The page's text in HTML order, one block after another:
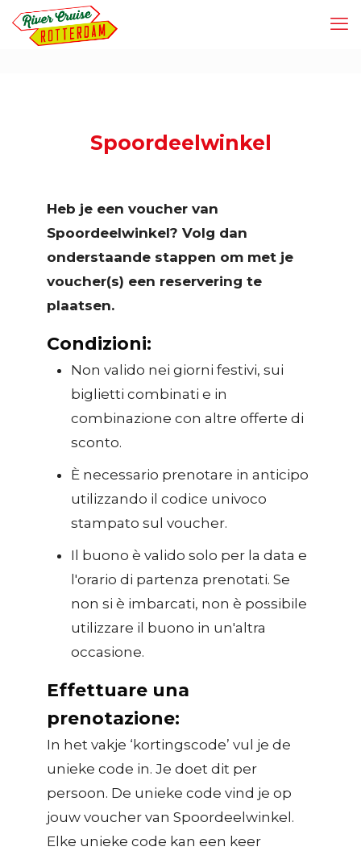
Spoordeelwinkel
Heb je een voucher van
Spoordeelwinkel? Volg dan
onderstaande stappen om met je
voucher(s) een reservering te
plaatsen.
Condizioni:
Non valido nei giorni festivi, sui
biglietti combinati e in
combinazione con altre offerte di
sconto.
È necessario prenotare in anticipo
utilizzando il codice univoco
stampato sul voucher.
Il buono è valido solo per la data e
l'orario di partenza prenotati. Se
non si è imbarcati, non è possibile
utilizzare il buono in un'altra
occasione.
Effettuare una
prenotazione:
In het vakje ‘kortingscode’ vul je de
unieke code in. Je doet dit per
persoon. De unieke code vind je op
jouw voucher van Spoordeelwinkel.
Elke unieke code kan een keer